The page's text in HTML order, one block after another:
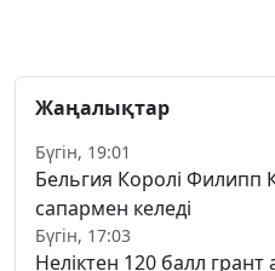
Жаңалықтар
Бүгін, 19:01
Бельгия Королі Филипп
сапармен келеді
Бүгін, 17:03
Неліктен 120 балл грант